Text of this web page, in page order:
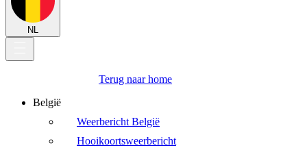
NL
Terug naar home
België
Weerbericht België
Hooikoortsweerbericht